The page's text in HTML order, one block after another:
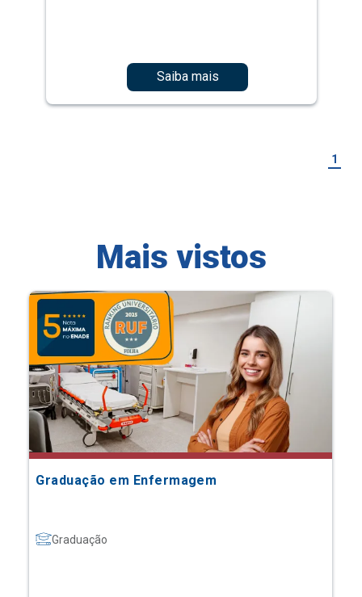
Saiba mais
1
Mais vistos
Graduação em Enfermagem
Graduação